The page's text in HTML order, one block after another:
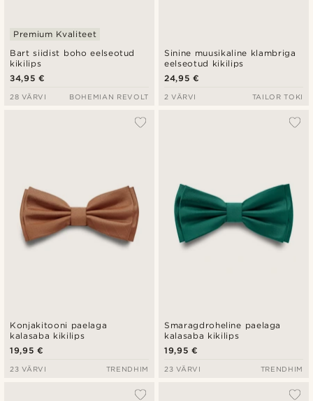
Bart siidist boho eelseotud
kikilips
Premium Kvaliteet
34,95 €
28 VÄRVI BOHEMIAN REVOLT
Sinine muusikaline klambriga
eelseotud kikilips
24,95 €
2 VÄRVI TAILOR TOKI
Konjakitooni paelaga
kalasaba kikilips
19,95 €
23 VÄRVI TRENDHIM
Smaragdroheline paelaga
kalasaba kikilips
19,95 €
23 VÄRVI TRENDHIM